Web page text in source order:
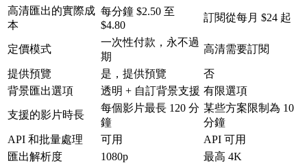
高清匯出的實際成
本
每分鐘 $2.50 至
$4.80
訂閱從每月 $24 起
定價模式
一次性付款，永不過
期
高清需要訂閱
提供預覽 是，提供預覽
否
背景匯出選項
透明 + 自訂背景支援 有限選項
支援的影片時長
每個影片最長 120 分
鐘
某些方案限制為 10
分鐘
API 和批量處理
可用
API 可用
匯出解析度
1080p 最高 4K